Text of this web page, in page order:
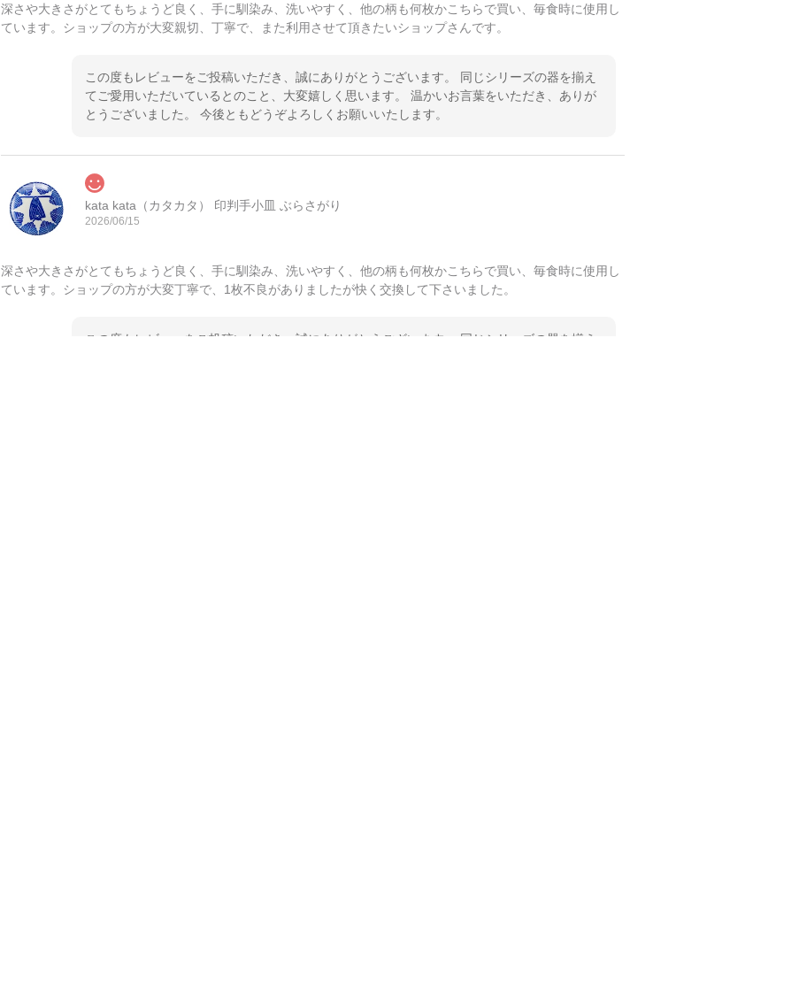
深さや大きさがとてもちょうど良く、手に馴染み、洗いやすく、他の柄も何枚かこちらで買い、毎食時に使用し
ています。ショップの方が大変親切、丁寧で、また利用させて頂きたいショップさんです。
この度もレビューをご投稿いただき、誠にありがとうございます。 同じシリーズの器を揃え
てご愛用いただいているとのこと、大変嬉しく思います。 温かいお言葉をいただき、ありが
とうございました。 今後ともどうぞよろしくお願いいたします。
kata kata（カタカタ） 印判手小皿 ぶらさがり
2026/06/15
深さや大きさがとてもちょうど良く、手に馴染み、洗いやすく、他の柄も何枚かこちらで買い、毎食時に使用し
ています。ショップの方が大変丁寧で、1枚不良がありましたが快く交換して下さいました。
この度もレビューをご投稿いただき、誠にありがとうございます。 同じシリーズの器を揃え